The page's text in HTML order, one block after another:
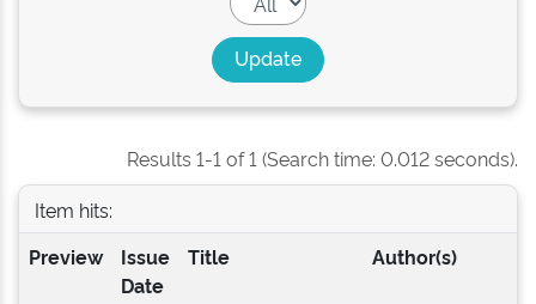
Results 1-1 of 1 (Search time: 0.012 seconds).
Item hits:
Preview
Issue
Date
Title Author(s)